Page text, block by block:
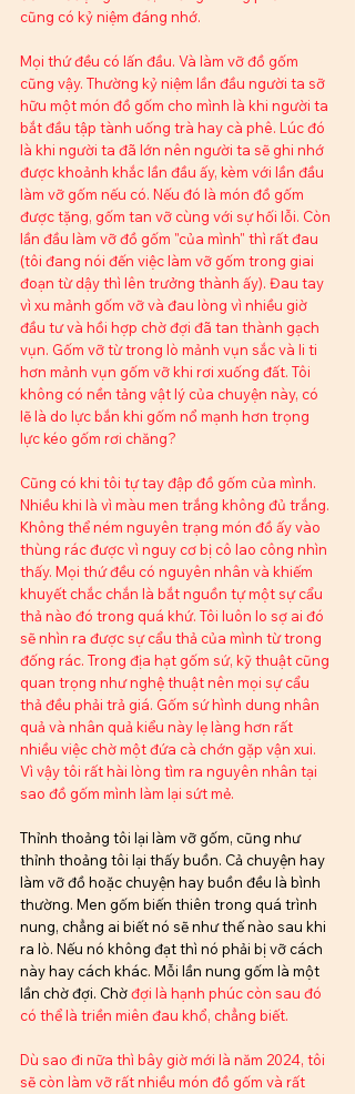
cũng có kỷ niệm đáng nhớ.
Mọi thứ đều có lấn đầu. Và làm vỡ đồ gốm
cũng vậy. Thường kỷ niệm lần đầu người ta sỡ
hữu một món đồ gốm cho mình là khi người ta
bắt đầu tập tành uống trà hay cà phê. Lúc đó
là khi người ta đã lớn nên người ta sẽ ghi nhớ
được khoảnh khắc lần đầu ấy, kèm với lần đầu
làm vỡ gốm nếu có. Nếu đó là món đồ gốm
được tặng, gốm tan vỡ cùng với sự hối lỗi. Còn
lần đầu làm vỡ đồ gốm "của mình" thì rất đau
(tôi đang nói đến việc làm vỡ gốm trong giai
đoạn từ dậy thì lên trưởng thành ấy). Đau tay
vì xu mảnh gốm vỡ và đau lòng vì nhiều giờ
đầu tư và hồi hợp chờ đợi đã tan thành gạch
vụn. Gốm vỡ từ trong lò mảnh vụn sắc và li ti
hơn mảnh vụn gốm vỡ khi rơi xuống đất. Tôi
không có nền tảng vật lý của chuyện này, có
lẽ là do lực bắn khi gốm nổ mạnh hơn trọng
lực kéo gốm rơi chăng?
Cũng có khi tôi tự tay đập đồ gốm của mình.
Nhiều khi là vì màu men trắng không đủ trắng.
Không thể ném nguyên trạng món đồ ấy vào
thùng rác được vì nguy cơ bị cô lao công nhìn
thấy. Mọi thứ đều có nguyên nhân và khiếm
khuyết chắc chắn là bắt nguồn tự một sự cẩu
thả nào đó trong quá khứ. Tôi luôn lo sợ ai đó
sẽ nhìn ra được sự cẩu thả của mình từ trong
đống rác. Trong địa hạt gốm sứ, kỹ thuật cũng
quan trọng như nghệ thuật nên mọi sự cẩu
thả đều phải trả giá. Gốm sứ hình dung nhân
quả và nhân quả kiểu này lẹ làng hơn rất
nhiều việc chờ một đứa cà chớn gặp vận xui.
Vì vậy tôi rất hài lòng tìm ra nguyên nhân tại
sao đồ gốm mình làm lại sứt mẻ.
Thỉnh thoảng tôi lại làm vỡ gốm, cũng như
thỉnh thoảng tôi lại thấy buồn. Cả chuyện hay
làm vỡ đồ hoặc chuyện hay buồn đều là bình
thường. Men gốm biến thiên trong quá trình
nung, chẳng ai biết nó sẽ như thế nào sau khi
ra lò. Nếu nó không đạt thì nó phải bị vỡ cách
này hay cách khác. Mỗi lần nung gốm là một
lần chờ đợi. Chờ đợi là hạnh phúc còn sau đó
có thể là triền miên đau khổ, chẳng biết.
Dù sao đi nữa thì bây giờ mới là năm 2024, tôi
sẽ còn làm vỡ rất nhiều món đồ gốm và rất